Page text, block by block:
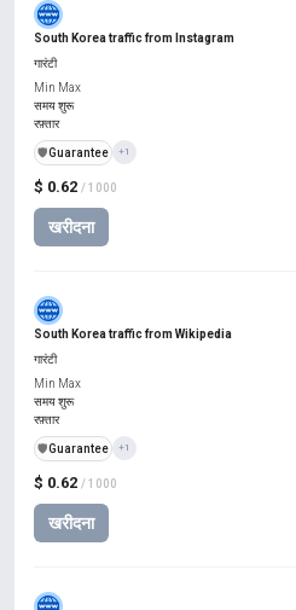
South Korea traffic from Instagram
$ 0.62 / 1000
खरीदना
गारंटी
Min Max
समय शुरू
रफ़्तार
️🛡️Guarantee +1
South Korea traffic from Wikipedia
$ 0.62 / 1000
खरीदना
गारंटी
Min Max
समय शुरू
रफ़्तार
️🛡️Guarantee +1